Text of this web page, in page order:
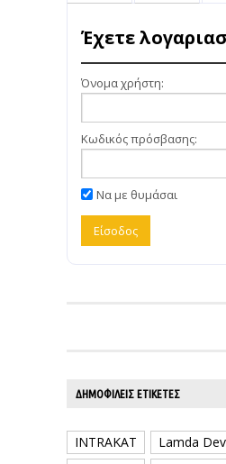
Έχετε
Όνομα χρήστη:
Κωδικός πρόσβασης:
Να με θυμάσαι
ΔΗΜΟΦΙΛΕΊΣ ΕΤΙΚΈΤΕΣ
INTRAKAT
Lamda